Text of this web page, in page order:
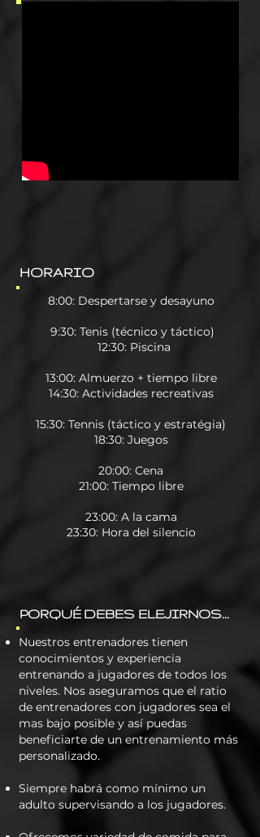
HORARIO
8:00: Despertarse y desayuno​
9:30: Tenis (técnico y táctico)
12:30: Piscina
13:00: Almuerzo + tiempo libre
14:30: Actividades recreativas
15:30: Tennis (táctico y estratégia)
18:30: Juegos
20:00: Cena
21:00: Tiempo libre
23:00: A la cama
23:30: Hora del silencio
PORQUÉ DEBES ELEJIRNOS...
Nuestros entrenadores tienen
conocimientos y experiencia
entrenando a jugadores de todos los
niveles. Nos aseguramos que el ratio
de entrenadores con jugadores sea el
mas bajo posible y así puedas
beneficiarte de un entrenamiento más
personalizado.​
Siempre habrá como mínimo un
adulto supervisando a los jugadores.